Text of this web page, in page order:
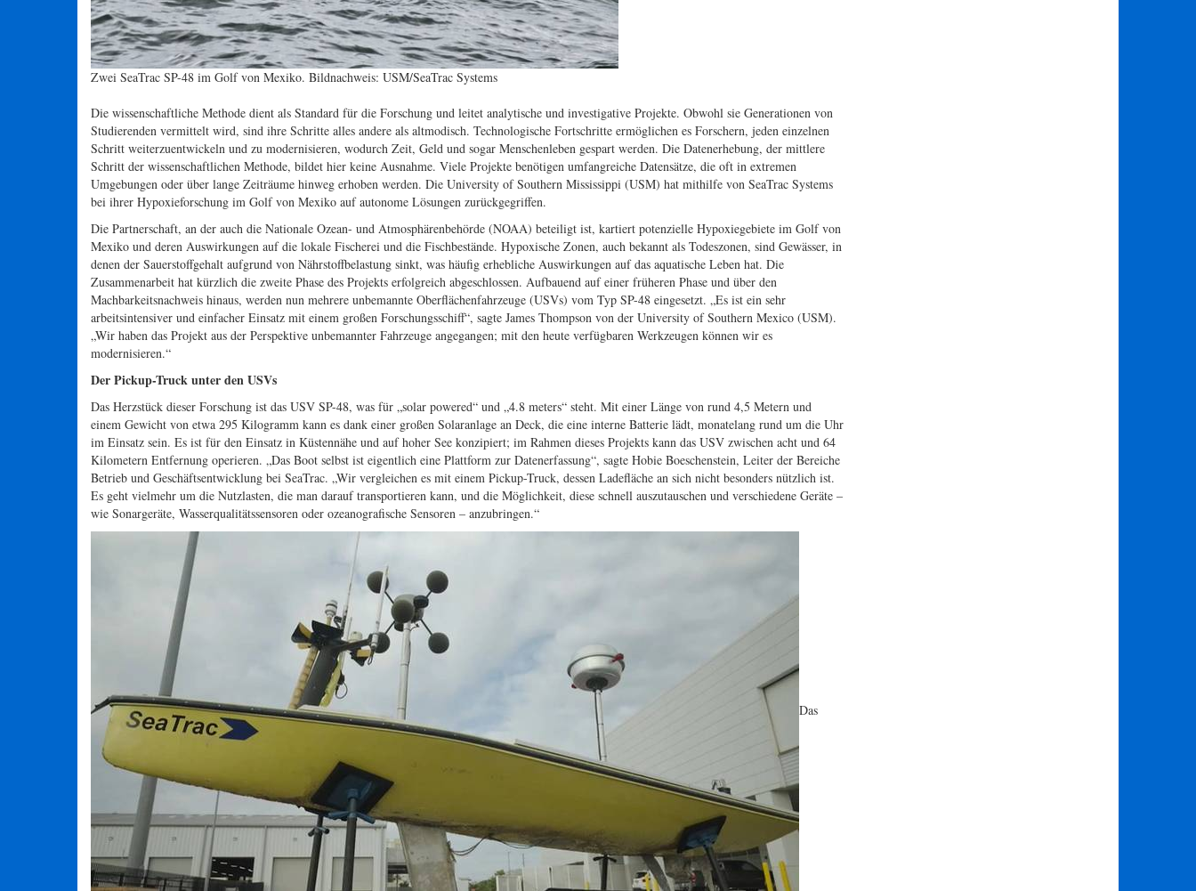
Zwei SeaTrac SP-48 im Golf von Mexiko. Bildnachweis: USM/SeaTrac Systems
Die wissenschaftliche Methode dient als Standard für die Forschung und leitet analytische und investigative Projekte. Obwohl sie Generationen von
Studierenden vermittelt wird, sind ihre Schritte alles andere als altmodisch. Technologische Fortschritte ermöglichen es Forschern, jeden einzelnen
Schritt weiterzuentwickeln und zu modernisieren, wodurch Zeit, Geld und sogar Menschenleben gespart werden. Die Datenerhebung, der mittlere
Schritt der wissenschaftlichen Methode, bildet hier keine Ausnahme. Viele Projekte benötigen umfangreiche Datensätze, die oft in extremen
Umgebungen oder über lange Zeiträume hinweg erhoben werden. Die University of Southern Mississippi (USM) hat mithilfe von SeaTrac Systems
bei ihrer Hypoxieforschung im Golf von Mexiko auf autonome Lösungen zurückgegriffen.
Die Partnerschaft, an der auch die Nationale Ozean- und Atmosphärenbehörde (NOAA) beteiligt ist, kartiert potenzielle Hypoxiegebiete im Golf von
Mexiko und deren Auswirkungen auf die lokale Fischerei und die Fischbestände. Hypoxische Zonen, auch bekannt als Todeszonen, sind Gewässer, in
denen der Sauerstoffgehalt aufgrund von Nährstoffbelastung sinkt, was häufig erhebliche Auswirkungen auf das aquatische Leben hat. Die
Zusammenarbeit hat kürzlich die zweite Phase des Projekts erfolgreich abgeschlossen. Aufbauend auf einer früheren Phase und über den
Machbarkeitsnachweis hinaus, werden nun mehrere unbemannte Oberflächenfahrzeuge (USVs) vom Typ SP-48 eingesetzt. „Es ist ein sehr
arbeitsintensiver und einfacher Einsatz mit einem großen Forschungsschiff“, sagte James Thompson von der University of Southern Mexico (USM).
„Wir haben das Projekt aus der Perspektive unbemannter Fahrzeuge angegangen; mit den heute verfügbaren Werkzeugen können wir es
modernisieren.“
Der Pickup-Truck unter den USVs
Das Herzstück dieser Forschung ist das USV SP-48, was für „solar powered“ und „4.8 meters“ steht. Mit einer Länge von rund 4,5 Metern und
einem Gewicht von etwa 295 Kilogramm kann es dank einer großen Solaranlage an Deck, die eine interne Batterie lädt, monatelang rund um die Uhr
im Einsatz sein. Es ist für den Einsatz in Küstennähe und auf hoher See konzipiert; im Rahmen dieses Projekts kann das USV zwischen acht und 64
Kilometern Entfernung operieren. „Das Boot selbst ist eigentlich eine Plattform zur Datenerfassung“, sagte Hobie Boeschenstein, Leiter der Bereiche
Betrieb und Geschäftsentwicklung bei SeaTrac. „Wir vergleichen es mit einem Pickup-Truck, dessen Ladefläche an sich nicht besonders nützlich ist.
Es geht vielmehr um die Nutzlasten, die man darauf transportieren kann, und die Möglichkeit, diese schnell auszutauschen und verschiedene Geräte –
wie Sonargeräte, Wasserqualitätssensoren oder ozeanografische Sensoren – anzubringen.“
Das